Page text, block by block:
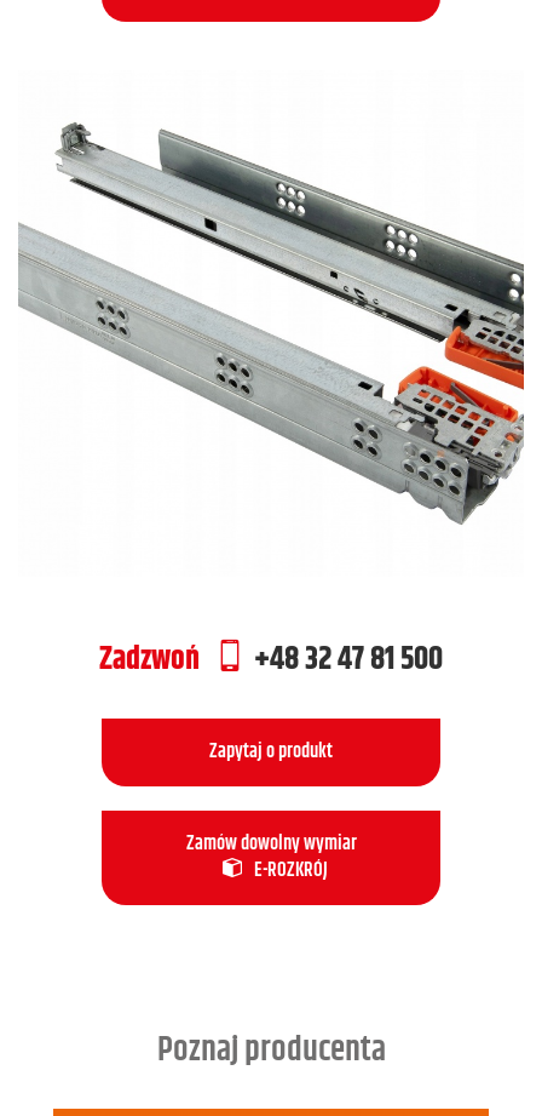
Zadzwoń +48 32 47 81 500
Zapytaj o produkt
Zamów dowolny wymiar
E-ROZKRÓJ
Poznaj producenta